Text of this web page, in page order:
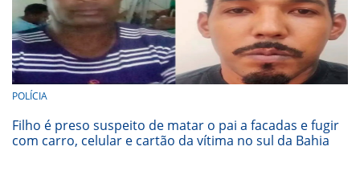
POLÍCIA
Filho é preso suspeito de matar o pai a facadas e fugir
com carro, celular e cartão da vítima no sul da Bahia